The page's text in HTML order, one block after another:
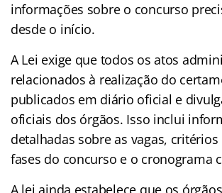
informações sobre o concurso
desde o início.
A Lei exige que todos os atos
relacionados à realização do
publicados em diário oficial e
oficiais dos órgãos. Isso inclui
detalhadas sobre as vagas, critérios
fases do concurso e o cronograma
A lei ainda estabelece que os